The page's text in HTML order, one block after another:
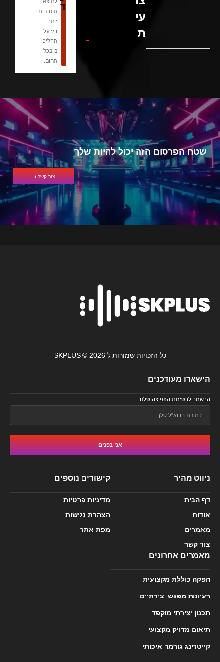
עי
ת
ד
לתוצאו
ת טובות
יותר
ומייעל
תהליכי
ם בכל
תחום.
שטח הפרסום הזה יכול להיות שלך
צור קשר
הישארו מעודכנים
הרשמה לרשימת התפוצה שלנו
אני בפנים
ניווט מהיר
דף הבית
אודות
מאמרים
צור קשר
קישורים נוספים
מדיניות פרטיות
הצהרת נגישות
מפת אתר
מאמרים אחרונים
הפקה כוללת מקצועית
רעיונות מפגש יצירתיים
תכנון יצירתי מוקפד
תיאום מדויק מקצועי
קייטרינג גורמה איכותי
כל הזכויות שמורות ל SKPLUS © 2026